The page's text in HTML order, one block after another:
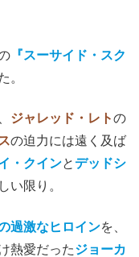
『スーサイド・スク
。
ジャレッド・レトの
の迫力には遠く及ば
・クインとデッドシ
い限り。
過激なヒロインを、
熱愛だったジョーカ